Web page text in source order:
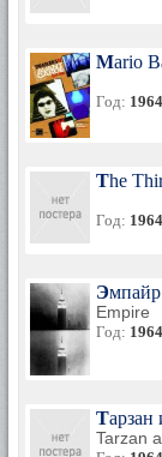
Mario
Год: 1964
The
Год: 1964
Эмпайр
Empire
Год: 1964
Tarzan